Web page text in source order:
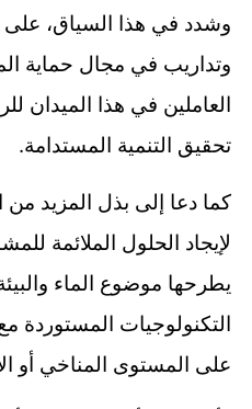
وشدد في هذا السياق،
وتداريب في مجال حماية
العاملين في هذا الميدان
تحقيق التنمية المستدامة.
كما دعا إلى بذل المزيد
لإيجاد الحلول الملائمة
يطرحها موضوع الماء
التكنولوجيات المستوردة
على المستوى المناخي أو